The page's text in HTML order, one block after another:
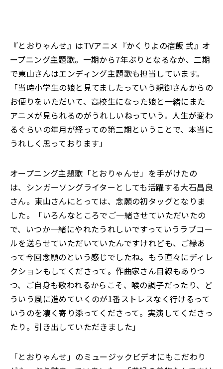
『とおりゃんせ』はTVアニメ『かくりよの宿飯 弐』オ
ープニング主題歌。一期から7年ぶりとなるなか、二期
で東山さんはエンディング主題歌も担当しています。
「当時小学生の娘と見てましたっていう親御さんからの
お便りをいただいて、高校生になった娘と一緒にまた
アニメが見られるのがうれしいねっていう。人生が変わ
るぐらいの年月が経っての第二期ということで、本当に
うれしく思っております」
オープニング主題歌「とおりゃんせ」を手がけたの
は、シンガーソングライターとしても活躍する大石昌良
さん。東山さんにとっては、念願の初タッグとなりま
した。「いろんなところでご一緒させていただいたの
で、いつか一緒にやれたうれしいですっていうラブコー
ルを送らせていただいていたんですけれども、ご縁あ
って今回念願のという感じでしたね。もう直々にディレ
クションもしてくださって。作曲家さん目線もありつ
つ、ご自身も歌われるからこそ、喉の調子だったり、ど
ういう風に進めていくのが1番ストレスなく行けるって
いうのを凄く寄り添ってくださって。実演してくださっ
たり。引き出していただきました」
「とおりゃんせ」のミュージックビデオにもこだわり